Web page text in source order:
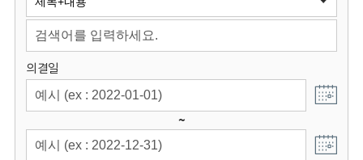
회
의결일
~